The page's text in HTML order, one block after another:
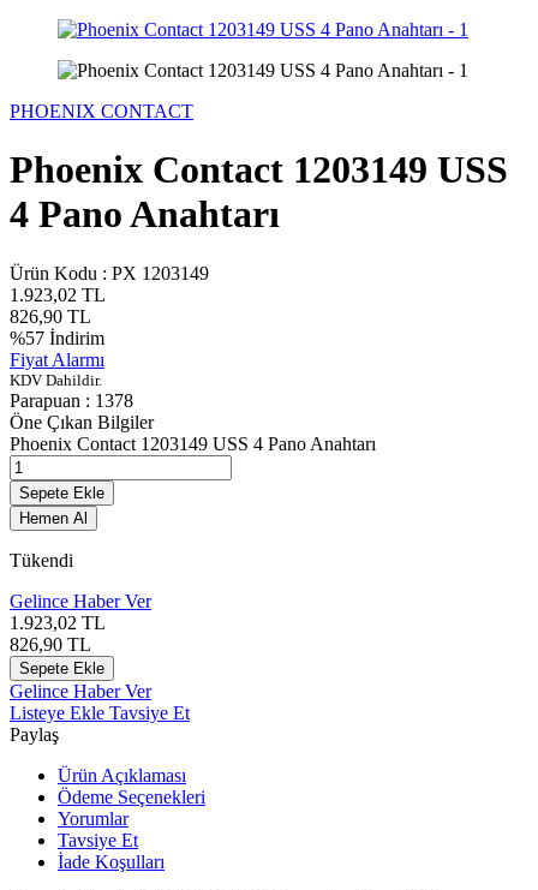
PHOENIX CONTACT
Phoenix Contact 1203149 USS
4 Pano Anahtarı
Ürün Kodu : PX 1203149
1.923,02 TL
826,90 TL
%57 İndirim
Fiyat Alarmı
KDV Dahildir.
Parapuan : 1378
Öne Çıkan Bilgiler
Phoenix Contact 1203149 USS 4 Pano Anahtarı
Sepete Ekle
Hemen Al
Tükendi
Gelince Haber Ver
1.923,02 TL
826,90 TL
Sepete Ekle
Gelince Haber Ver
Listeye Ekle Tavsiye Et
Paylaş
Ürün Açıklaması
Ödeme Seçenekleri
Yorumlar
Tavsiye Et
İade Koşulları